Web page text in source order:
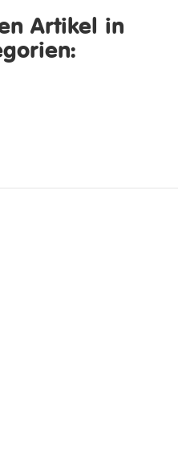
Artikel in